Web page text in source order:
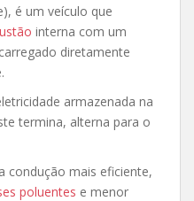
é um veículo que
interna com um
diretamente
armazenada na
termina, alterna para o
condução mais eficiente,
poluentes e menor